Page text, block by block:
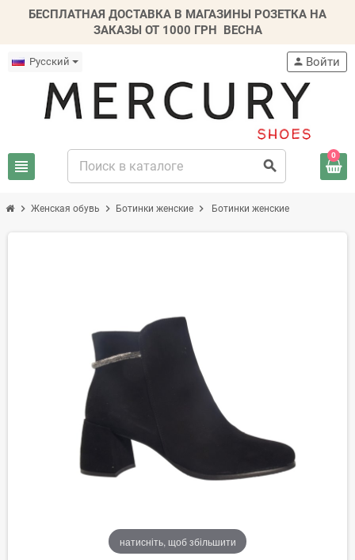
БЕСПЛАТНАЯ ДОСТАВКА В МАГАЗИНЫ РОЗЕТКА НА
ЗАКАЗЫ ОТ 1000 ГРН ВЕСНА
Русский
view_headline search
person Войти
0
chevron_right Женская обувь chevron_right Ботинки женские chevron_right Ботинки женские
натисніть, щоб збільшити